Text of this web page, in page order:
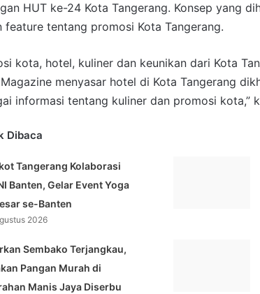
HUT ke-24 Kota Tangerang. Konsep yang
tentang promosi Kota Tangerang.
kota, hotel, kuliner dan keunikan dari Kota
menyasar hotel di Kota Tangerang
informasi tentang kuliner dan promosi kota,”
Dibaca
Tangerang Kolaborasi
Banten, Gelar Event Yoga
se-Banten
2026
Sembako Terjangkau,
Pangan Murah di
Manis Jaya Diserbu